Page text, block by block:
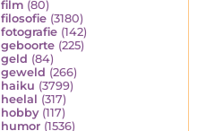
film (80)
filosofie (3180)
fotografie (142)
geboorte (225)
geld (84)
geweld (266)
haiku (3799)
heelal (317)
hobby (117)
humor (1536)